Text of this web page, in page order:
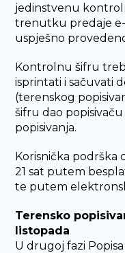
jedinstvenu
trenutku predaje e-
uspješno
Kontrolnu šifru
isprintati i sačuvati
(terenskog
šifru dao
popisivanja.
Korisnička podrška
21 sat putem
te putem
Terensko
listopada
U drugoj fazi